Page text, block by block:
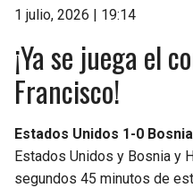
1 julio, 2026 | 19:14
¡Ya se juega el
Francisco!
Estados Unidos 1-0
Estados Unidos y Bosnia y
segundos 45 minutos de